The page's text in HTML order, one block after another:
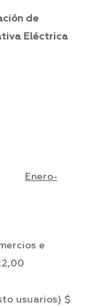
de
Eléctrica
Enero-
e
22,00
usuarios) $